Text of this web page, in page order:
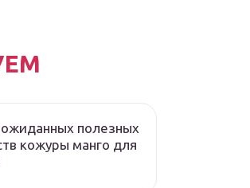
полезных
кожуры манго для